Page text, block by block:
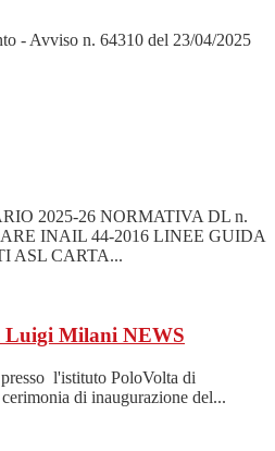
- Avviso n. 64310 del 23/04/2025
2025-26 NORMATIVA DL n.
INAIL 44-2016 LINEE GUIDA
ASL CARTA...
Luigi Milani NEWS
l'istituto PoloVolta di
di inaugurazione del...